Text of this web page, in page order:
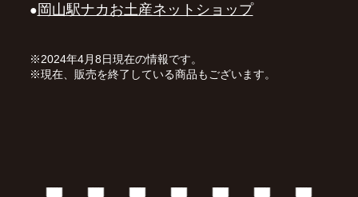
岡山駅ナカお土産ネットショップ
※2024年4月8日現在の情報です。
※現在、販売を終了している商品もございます。